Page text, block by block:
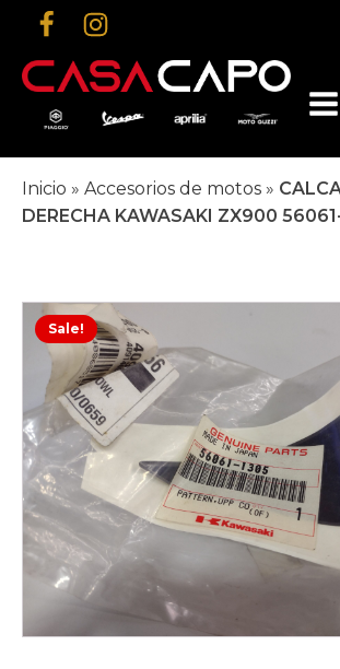
Inicio » Accesorios de motos »
DERECHA KAWASAKI ZX900
Sale!